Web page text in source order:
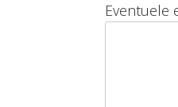
Eventuele